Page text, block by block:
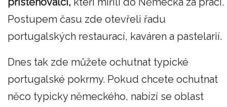
Postupem času zde otevřeli řadu
portugalských restaurací, kaváren a pastelarií.
Dnes tak zde můžete ochutnat typické
portugalské pokrmy. Pokud chcete ochutnat
něco typicky německého, nabízí se oblast